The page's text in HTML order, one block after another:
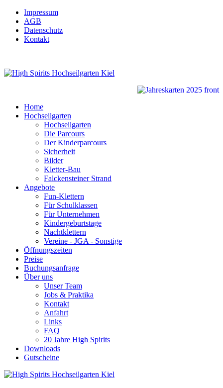
Impressum
AGB
Datenschutz
Kontakt
Home
Hochseilgarten
Hochseilgarten
Die Parcours
Der Kinderparcours
Sicherheit
Bilder
Kletter-Bau
Falckensteiner Strand
Angebote
Fun-Klettern
Für Schulklassen
Für Unternehmen
Kindergeburtstage
Nachtklettern
Vereine - JGA - Sonstige
Öffnungszeiten
Preise
Buchungsanfrage
Über uns
Unser Team
Jobs & Praktika
Kontakt
Anfahrt
Links
FAQ
20 Jahre High Spirits
Downloads
Gutscheine